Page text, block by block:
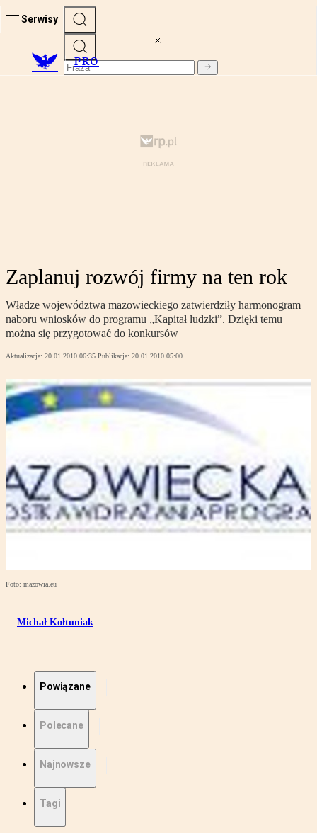
Serwisy
PRO
Zaplanuj rozwój firmy na ten rok
Władze województwa mazowieckiego zatwierdziły harmonogram
naboru wniosków do programu „Kapitał ludzki”. Dzięki temu
można się przygotować do konkursów
Aktualizacja: 20.01.2010 06:35 Publikacja: 20.01.2010 05:00
Foto: mazowia.eu
Michał Kołtuniak
Powiązane
Polecane
Najnowsze
Tagi